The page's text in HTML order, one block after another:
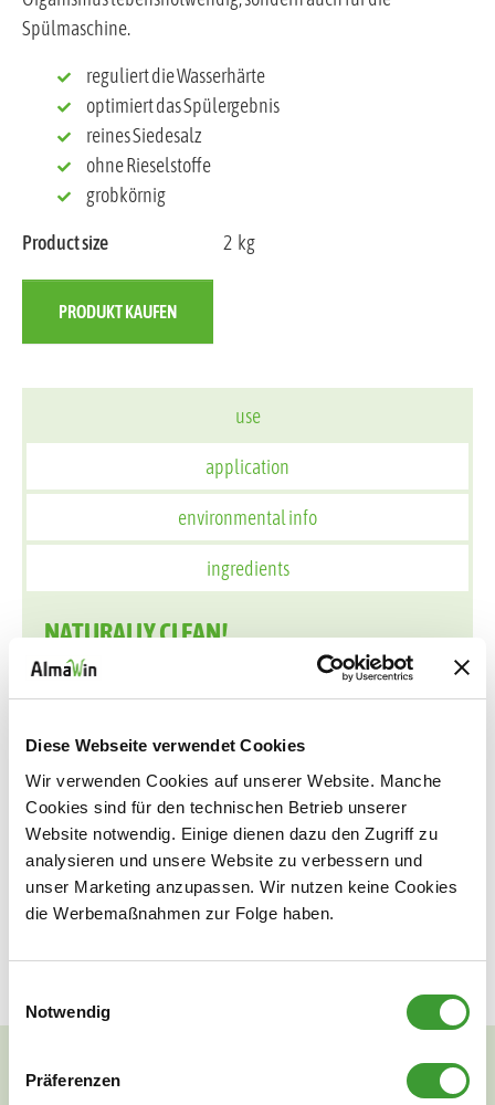
Diese Webseite verwendet Cookies
Wir verwenden Cookies auf unserer Website. Manche
Cookies sind für den technischen Betrieb unserer
Website notwendig. Einige dienen dazu den Zugriff zu
analysieren und unsere Website zu verbessern und
unser Marketing anzupassen. Wir nutzen keine Cookies
die Werbemaßnahmen zur Folge haben.
Notwendig
Präferenzen
Spülmaschine.
reguliert die Wasserhärte
optimiert das Spülergebnis
reines Siedesalz
ohne Rieselstoffe
grobkörnig
Product size 2 kg
PRODUKT KAUFEN
use
application
environmental info
ingredients
NATURALLY CLEAN!
Das weiße Gold unterstützt die effektive Funktion der
Wasserenthärtungsanlage. So werden
den Spülvorgang enthärtet. Unerlässlich also für optimal
glänzendes Geschirr, Besteck und Gläser.
Das KLAR Spülmaschinen-Salz ist vegan und durch
Ecogarantie ökozertifiziert. Das Produkt ist